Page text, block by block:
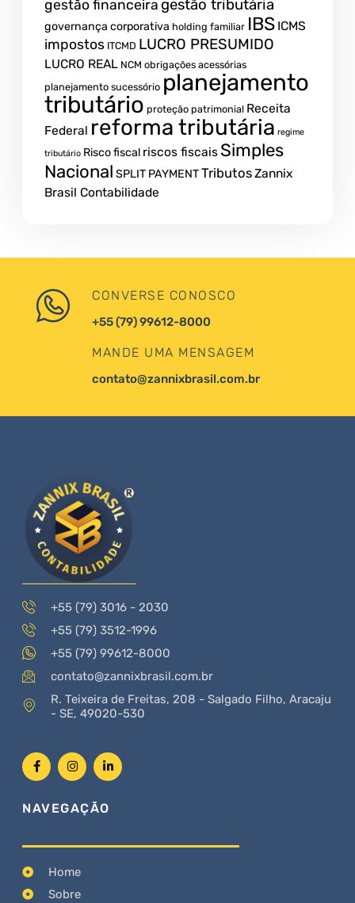
gestão financeira gestão tributária
governança corporativa holding familiar IBS ICMS
impostos ITCMD LUCRO PRESUMIDO
LUCRO REAL NCM obrigações acessórias
planejamento sucessório planejamento
tributário proteção patrimonial Receita
Federal reforma tributária regime
tributário Risco fiscal riscos fiscais Simples
Nacional SPLIT PAYMENTTributosZannix
Brasil Contabilidade
CONVERSE CONOSCO
+55 (79) 99612-8000
MANDE UMA MENSAGEM
contato@zannixbrasil.com.br
+55 (79) 3016 - 2030
+55 (79) 3512-1996
+55 (79) 99612-8000
contato@zannixbrasil.com.br
R. Teixeira de Freitas, 208 - Salgado Filho, Aracaju
- SE, 49020-530
NAVEGAÇÃO
Home
Sobre